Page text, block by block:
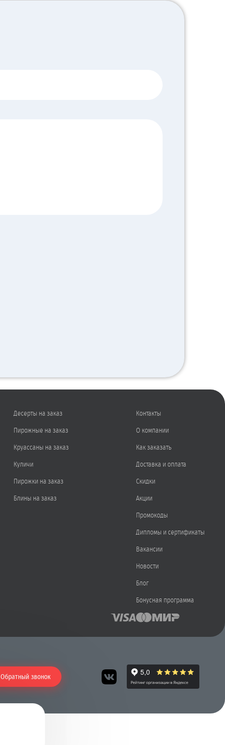
Десерты на заказ
Пирожные на заказ
Круассаны на заказ
Куличи
Пирожки на заказ
Блины на заказ
Контакты
О компании
Как заказать
Доставка и оплата
Скидки
Акции
Промокоды
Дипломы и сертификаты
Вакансии
Новости
Блог
Бонусная программа
Обратный звонок